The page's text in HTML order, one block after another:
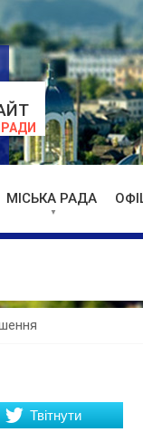
МІСЬКА РАДА
Твітнути